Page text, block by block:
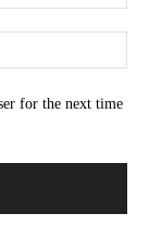
for the next time